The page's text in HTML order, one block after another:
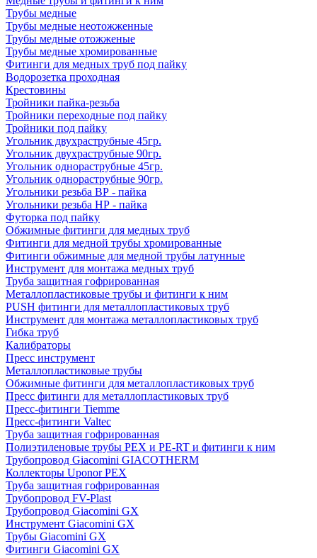
Трубы медные
Трубы медные неотожженные
Трубы медные отожженые
Трубы медные хромированные
Фитинги для медных труб под пайку
Водорозетка проходная
Крестовины
Тройники пайка-резьба
Тройники переходные под пайку
Тройники под пайку
Угольник двухраструбные 45гр.
Угольник двухраструбные 90гр.
Угольник однораструбные 45гр.
Угольник однораструбные 90гр.
Угольники резьба ВР - пайка
Угольники резьба НР - пайка
Футорка под пайку
Обжимные фитинги для медных труб
Фитинги для медной трубы хромированные
Фитинги обжимные для медной трубы латунные
Инструмент для монтажа медных труб
Труба защитная гофрированная
Металлопластиковые трубы и фитинги к ним
PUSH фитинги для металлопластиковых труб
Инструмент для монтажа металлопластиковых труб
Гибка труб
Калибраторы
Пресс инструмент
Металлопластиковые трубы
Обжимные фитинги для металлопластиковых труб
Пресс фитинги для металлопластиковых труб
Пресс-фитинги Tiemme
Пресс-фитинги Valtec
Труба защитная гофрированная
Полиэтиленовые трубы PEX и PE-RT и фитинги к ним
Трубопровод Giacomini GIACOTHERM
Коллекторы Uponor PEX
Труба защитная гофрированная
Трубопровод FV-Plast
Трубопровод Giacomini GX
Инструмент Giacomini GX
Трубы Giacomini GX
Фитинги Giacomini GX